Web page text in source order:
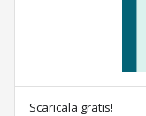
Scaricala gratis!